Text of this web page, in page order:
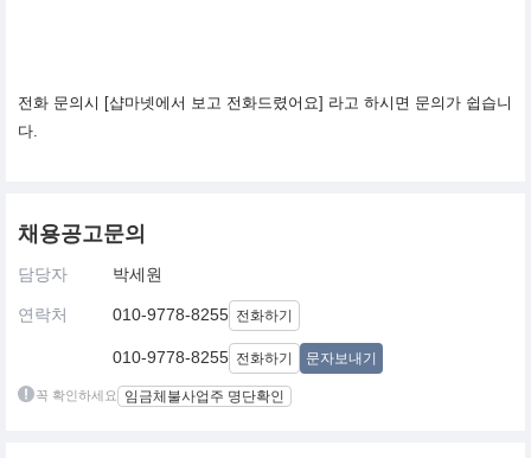
전화 문의시 [샵마넷에서 보고 전화드렸어요] 라고 하시면 문의가 쉽습니
다.
채용공고문의
담당자 박세원
연락처 010-9778-8255 전화하기
010-9778-8255 전화하기 문자보내기
꼭 확인하세요 임금체불사업주 명단확인